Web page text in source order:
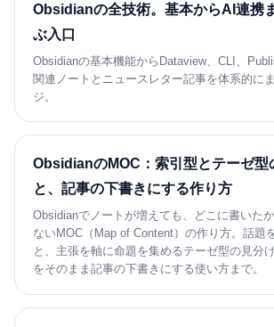
Obsidianの全技術。基本からAI連携
ぶ入口
Obsidianの基本機能からDataview、CLI、
関連ノートとニュースレター記事を体系的に
ジ。
ObsidianのMOC：索引型とテーゼ型
と、記事の下書きにする作り方
Obsidianでノートが増えても、どこに書いた
ないMOC（Map of Content）の作り方。話題
と、主張を軸に命題を集めるテーゼ型の見分
をそのまま記事の下書きにする使い方まで。